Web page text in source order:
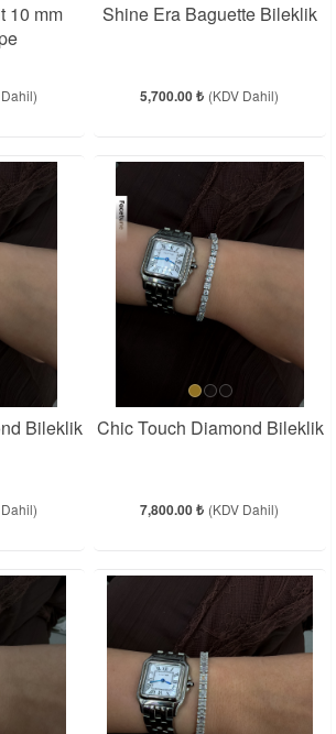
10 mm
Shine Era Baguette Bileklik
5,700.00 ₺ (KDV Dahil)
Bileklik Chic Touch Diamond Bileklik
7,800.00 ₺ (KDV Dahil)